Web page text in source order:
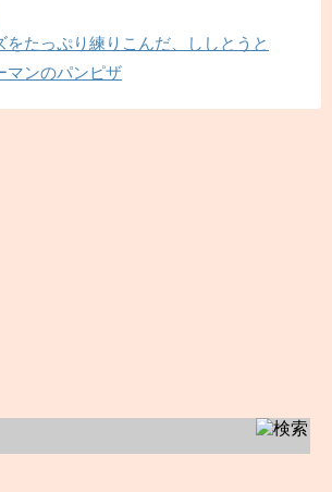
をたっぷり練りこんだ、ししとうと
マンのパンピザ